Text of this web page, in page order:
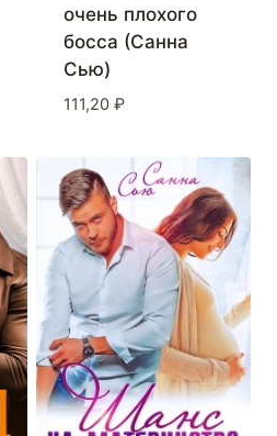
очень плохого
босса (Санна
Сью)
111,20 ₽